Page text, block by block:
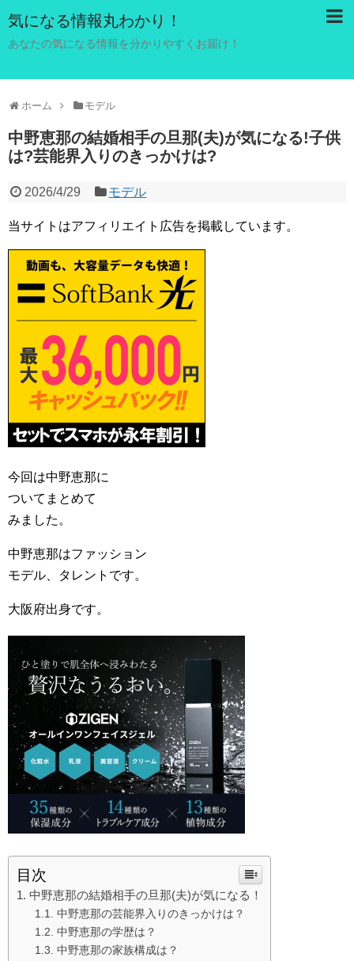
気になる情報丸わかり！
あなたの気になる情報を分かりやすくお届け！
ホーム モデル
中野恵那の結婚相手の旦那(夫)が気になる!子供
は?芸能界入りのきっかけは?
2026/4/29 モデル
当サイトはアフィリエイト広告を掲載しています。
今回は中野恵那に
ついてまとめて
みました。
中野恵那はファッション
モデル、タレントです。
大阪府出身です。
目次
中野恵那の結婚相手の旦那(夫)が気になる！
中野恵那の芸能界入りのきっかけは？
中野恵那の学歴は？
中野恵那の家族構成は？